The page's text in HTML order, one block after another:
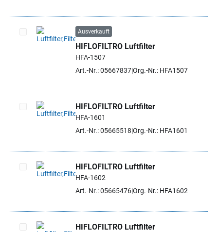
Artikel auswählen
Ausverkauft
HIFLOFILTRO Luftfilter
HFA-1507
Art.-Nr.: 05667837Org.-Nr.: HFA1507
Artikel auswählen
HIFLOFILTRO Luftfilter
HFA-1601
Art.-Nr.: 05665518 Org.-Nr.: HFA1601
Artikel auswählen
HIFLOFILTRO Luftfilter
HFA-1602
Art.-Nr.: 05665476Org.-Nr.: HFA1602
HIFLOFILTRO Luftfilter